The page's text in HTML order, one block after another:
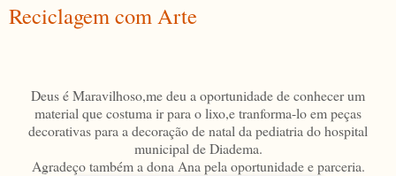
Reciclagem com Arte
Deus é Maravilhoso,me deu a oportunidade de conhecer um
material que costuma ir para o lixo,e tranforma-lo em peças
decorativas para a decoração de natal da pediatria do hospital
municipal de Diadema.
Agradeço também a dona Ana pela oportunidade e parceria.